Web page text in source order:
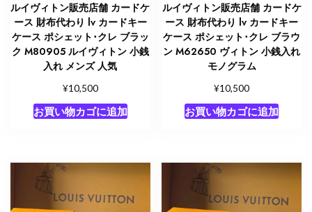
ルイヴィトン販売店舗 カードケ
ース 財布代わり lv カードキー
ケース ポシェット･クレ ブラッ
ク M80905 ルイヴィトン 小銭
入れ メンズ 人気
¥10,500
お買い物カゴに追加
ルイヴィトン販売店舗 カードケ
ース 財布代わり lv カードキー
ケース ポシェット･クレ ブラウ
ン M62650 ヴィトン 小銭入れ
モノグラム
¥10,500
お買い物カゴに追加